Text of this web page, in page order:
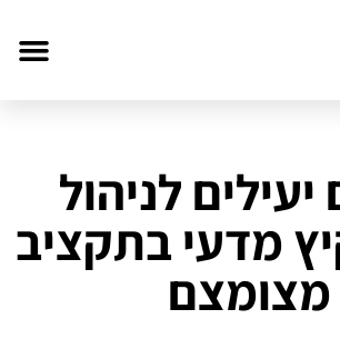
יעילים לניהול
מדעי בתקציב
מצומצם